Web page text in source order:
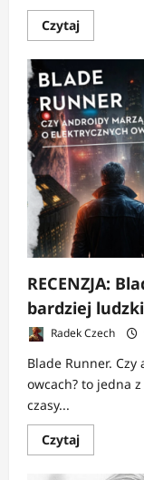
CzytajDowiedz
się
o
Blade
Runner
2099
|
Replikanci
przejęli
miasto
RECENZJA:
bardziej
Radek Czech
Blade Runner.
owcach? to jedna
czasy...
CzytajDowiedz
się